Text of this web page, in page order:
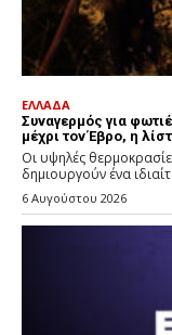
ΕΛΛΑΔΑ
Συναγερμός για
μέχρι τον Έβρο, η
Οι υψηλές
δημιουργούν ένα
6 Αυγούστου 2026